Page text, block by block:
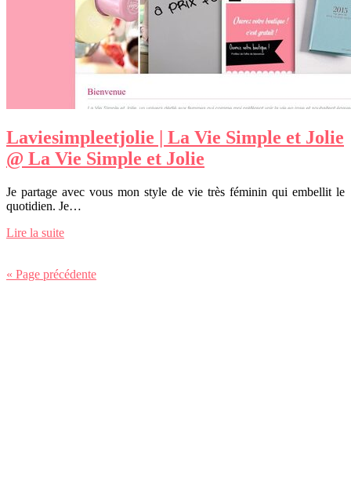
Laviesimpleet­jo­lie | La Vie Simple et Jolie
@ La Vie Simple et Jolie
Je partage avec vous mon style de vie très féminin qui embellit le
quotidien. Je…
Lire la suite
« Page précédente